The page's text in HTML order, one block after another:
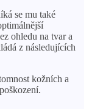
se mu také
ohledu na tvar a
z následujících
kožních a